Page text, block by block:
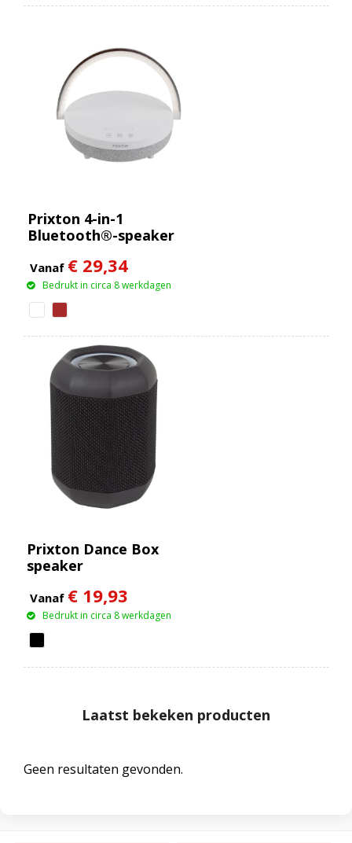
Prixton 4-in-1
Bluetooth®-speaker
ledverlichting en
draadloos
oplaadstation
Vanaf € 29,34
Bedrukt in circa 8 werkdagen
Prixton Dance Box
speaker
Vanaf € 19,93
Bedrukt in circa 8 werkdagen
Laatst bekeken producten
Geen resultaten gevonden.